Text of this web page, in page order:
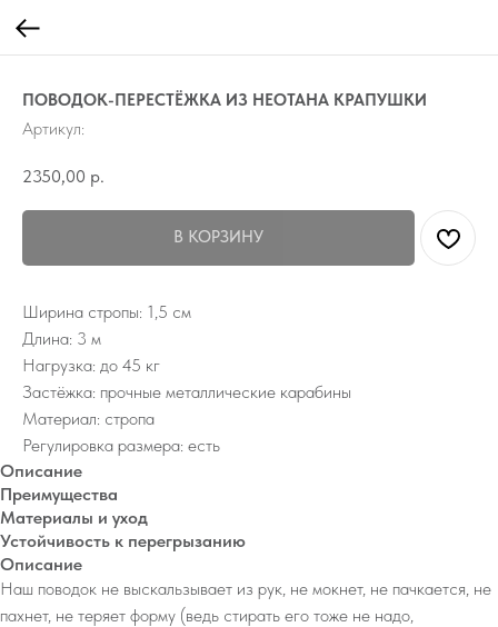
ПОВОДОК-ПЕРЕСТЁЖКА ИЗ НЕОТАНА КРАПУШКИ
Артикул:
2350,00 р.
В КОРЗИНУ
Ширина стропы: 1,5 см
Длина: 3 м
Нагрузка: до 45 кг
Застёжка: прочные металлические карабины
Материал: стропа
Регулировка размера: есть
Описание
Преимущества
Материалы и уход
Устойчивость к перегрызанию
Описание
Наш поводок не выскальзывает из рук, не мокнет, не пачкается, не
пахнет, не теряет форму (ведь стирать его тоже не надо,